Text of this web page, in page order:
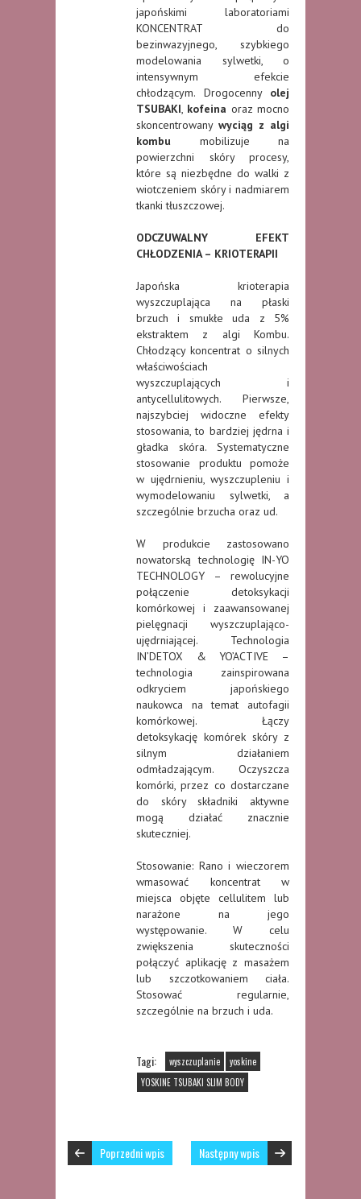
japońskimi laboratoriami
KONCENTRAT do
bezinwazyjnego, szybkiego
modelowania sylwetki, o
intensywnym efekcie
chłodzącym. Drogocenny olej
TSUBAKI, kofeina oraz mocno
skoncentrowany wyciąg z algi
kombu mobilizuje na
powierzchni skóry procesy,
które są niezbędne do walki z
wiotczeniem skóry i nadmiarem
tkanki tłuszczowej.
ODCZUWALNY EFEKT
CHŁODZENIA – KRIOTERAPII
Japońska krioterapia
wyszczuplająca na płaski
brzuch i smukłe uda z 5%
ekstraktem z algi Kombu.
Chłodzący koncentrat o silnych
właściwościach
wyszczuplających i
antycellulitowych. Pierwsze,
najszybciej widoczne efekty
stosowania, to bardziej jędrna i
gładka skóra. Systematyczne
stosowanie produktu pomoże
w ujędrnieniu, wyszczupleniu i
wymodelowaniu sylwetki, a
szczególnie brzucha oraz ud.
W produkcie zastosowano
nowatorską technologię IN-YO
TECHNOLOGY – rewolucyjne
połączenie detoksykacji
komórkowej i zaawansowanej
pielęgnacji wyszczuplająco-
ujędrniającej. Technologia
IN’DETOX & YO’ACTIVE –
technologia zainspirowana
odkryciem japońskiego
naukowca na temat autofagii
komórkowej. Łączy
detoksykację komórek skóry z
silnym działaniem
odmładzającym. Oczyszcza
komórki, przez co dostarczane
do skóry składniki aktywne
mogą działać znacznie
skuteczniej.
Stosowanie: Rano i wieczorem
wmasować koncentrat w
miejsca objęte cellulitem lub
narażone na jego
występowanie. W celu
zwiększenia skuteczności
połączyć aplikację z masażem
lub szczotkowaniem ciała.
Stosować regularnie,
szczególnie na brzuch i uda.
Tagi: wyszczuplanie
yoskine
YOSKINE TSUBAKI SLIM BODY
Poprzedni wpis Następny wpis